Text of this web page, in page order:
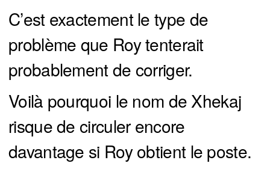
C’est exactement le type de
problème que Roy tenterait
probablement de corriger.
Voilà pourquoi le nom de Xhekaj
risque de circuler encore
davantage si Roy obtient le poste.